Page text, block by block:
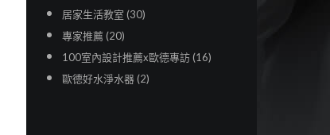
居家生活教室 (30)
專家推薦 (20)
100室內設計推薦x歐德專訪 (16)
歐德好水淨水器 (2)